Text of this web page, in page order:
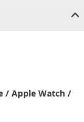
/ Apple Watch /